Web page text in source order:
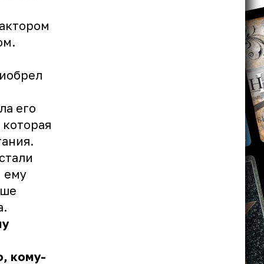
его
ему
кому-